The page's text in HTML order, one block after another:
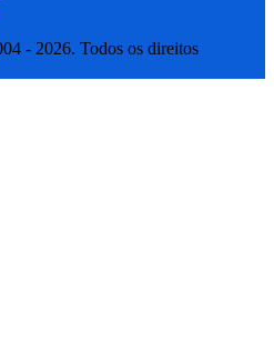
- 2026. Todos os direitos